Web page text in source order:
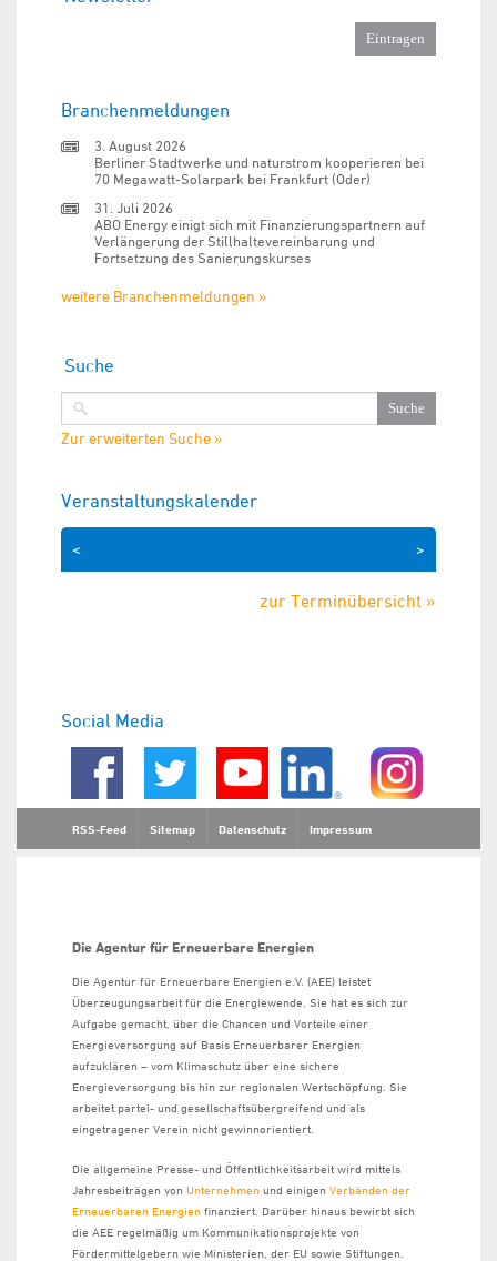
Branchenmeldungen
3. August 2026
Berliner Stadtwerke und naturstrom kooperieren bei
70 Megawatt-Solarpark bei Frankfurt (Oder)
31. Juli 2026
ABO Energy einigt sich mit Finanzierungspartnern auf
Verlängerung der Stillhaltevereinbarung und
Fortsetzung des Sanierungskurses
weitere Branchenmeldungen »
Suche
Zur erweiterten Suche »
Veranstaltungskalender
>
<
zur Terminübersicht »
Social Media
RSS-Feed Sitemap Datenschutz Impressum
Die Agentur für Erneuerbare Energien
Die Agentur für Erneuerbare Energien e.V. (AEE) leistet
Überzeugungsarbeit für die Energiewende. Sie hat es sich zur
Aufgabe gemacht, über die Chancen und Vorteile einer
Energieversorgung auf Basis Erneuerbarer Energien
aufzuklären – vom Klimaschutz über eine sichere
Energieversorgung bis hin zur regionalen Wertschöpfung. Sie
arbeitet partei- und gesellschaftsübergreifend und als
eingetragener Verein nicht gewinnorientiert.
Die allgemeine Presse- und Öffentlichkeitsarbeit wird mittels
Jahresbeiträgen von Unternehmen und einigen Verbänden der
Erneuerbaren Energien finanziert. Darüber hinaus bewirbt sich
die AEE regelmäßig um Kommunikationsprojekte von
Fördermittelgebern wie Ministerien, der EU sowie Stiftungen.